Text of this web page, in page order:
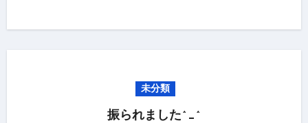
未分類
振られました^_^